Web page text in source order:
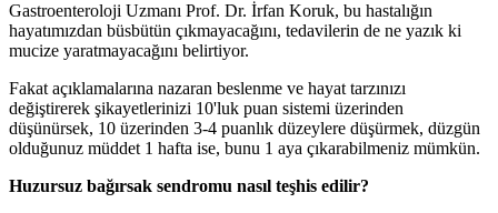
Gastroenteroloji Uzmanı Prof. Dr. İrfan Koruk, bu hastalığın
hayatımızdan büsbütün çıkmayacağını, tedavilerin de ne yazık ki
mucize yaratmayacağını belirtiyor.
Fakat açıklamalarına nazaran beslenme ve hayat tarzınızı
değiştirerek şikayetlerinizi 10'luk puan sistemi üzerinden
düşünürsek, 10 üzerinden 3-4 puanlık düzeylere düşürmek, düzgün
olduğunuz müddet 1 hafta ise, bunu 1 aya çıkarabilmeniz mümkün.
Huzursuz bağırsak sendromu nasıl teşhis edilir?